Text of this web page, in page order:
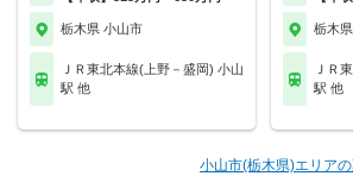
栃木県 小山市
ＪＲ東北本線(上野－盛岡) 小山
駅 他
栃木
ＪＲ
駅 他
小山市(栃木県)エリア